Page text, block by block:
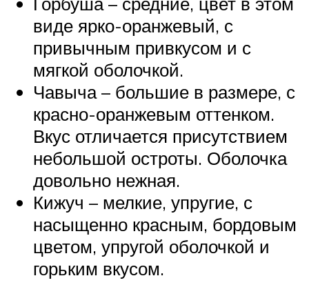
виде ярко-оранжевый, с
привычным привкусом и с
мягкой оболочкой.
Чавыча – большие в размере, с
красно-оранжевым оттенком.
Вкус отличается присутствием
небольшой остроты. Оболочка
довольно нежная.
Кижуч – мелкие, упругие, с
насыщенно красным, бордовым
цветом, упругой оболочкой и
горьким вкусом.